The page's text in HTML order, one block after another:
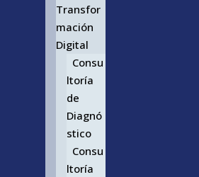
Transfor
mación
Digital
Consu
ltoría
de
Diagnó
stico
Consu
ltoría